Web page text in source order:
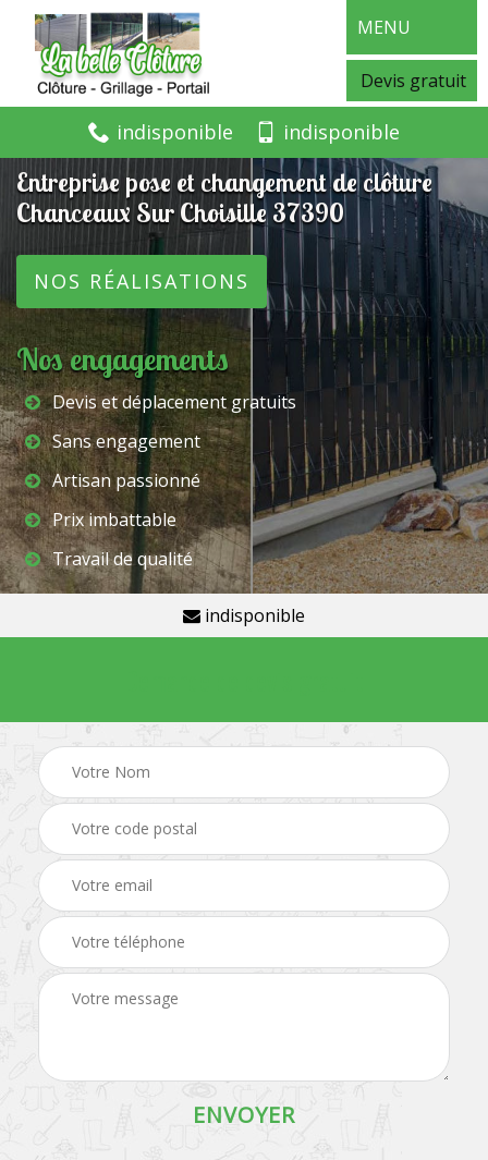
MENU
Devis gratuit
indisponible indisponible
Entreprise pose et changement de clôture
Chanceaux Sur Choisille 37390
NOS RÉALISATIONS
Nos engagements
Devis et déplacement gratuits
Sans engagement
Artisan passionné
Prix imbattable
Travail de qualité
indisponible